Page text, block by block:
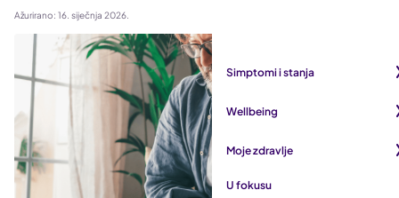
Simptomi i stanja
Bubrezi i mokraćni sustav
Dišni sustav
Wellbeing
Moje zdravlje
Pogledaj sve iz kategorije
U fokusu
Ažurirano: 16. siječnja 2026.